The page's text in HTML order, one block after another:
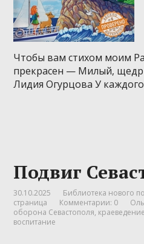
Чтобы вам стихом моим
прекрасен — Милый,
Лидия Огурцова У
Подвиг
30.10.2025 Библиотека нового
страница
Комментарии: 0
оборона Севастополя, краеведение
воспитание